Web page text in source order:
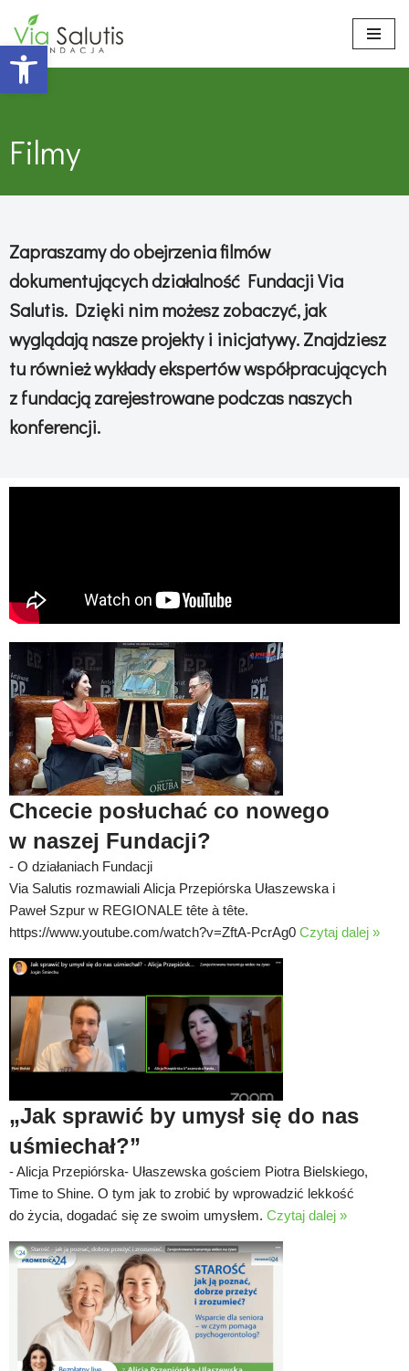
Open toolbar
Przejdź
do
treści
Filmy
Zapraszamy do obejrzenia filmów
dokumentujących działalność Fundacji Via
Salutis. Dzięki nim możesz zobaczyć, jak
wyglądają nasze projekty i inicjatywy. Znajdziesz
tu również wykłady ekspertów współpracujących
z fundacją zarejestrowane podczas naszych
konferencji.
Chcecie posłuchać co nowego
w naszej Fundacji?
- O działaniach Fundacji
Via Salutis rozmawiali Alicja Przepiórska Ułaszewska i
Paweł Szpur w REGIONALE tête à tête.
https://www.youtube.com/watch?v=ZftA-PcrAg0 Czytaj dalej »
„Jak sprawić by umysł się do nas
uśmiechał?”
-Alicja Przepiórska- Ułaszewska gościem Piotra Bielskiego,
Time to Shine. O tym jak to zrobić by wprowadzić lekkość
do życia, dogadać się ze swoim umysłem. Czytaj dalej »